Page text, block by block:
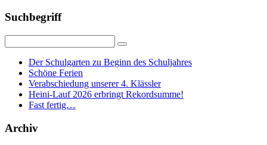
Suchbegriff
Der Schulgarten zu Beginn des Schuljahres
Schöne Ferien
Verabschiedung unserer 4. Klässler
Heini-Lauf 2026 erbringt Rekordsumme!
Fast fertig…
Archiv